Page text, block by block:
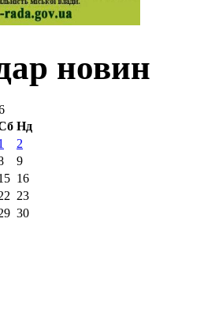
новин
Нд
2
9
16
23
30